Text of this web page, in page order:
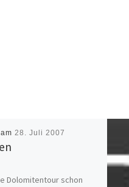
28. Juli 2007
Dolomitentour schon